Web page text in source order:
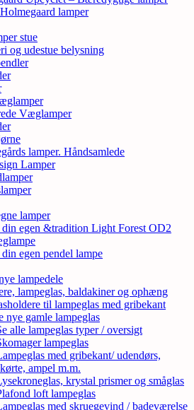
lamper
stue
og udestue belysning
Væglamper
lamper. Håndsamlede
Lamper
lamper
egen &tradition Light Forest OD2
egen pendel lampe
lampedele
lampeglas, baldakiner og ophæng
til lampeglas med gribekant
nye gamle lampeglas
alle lampeglas typer / oversigt
lampeglas
med gribekant/ udendørs,
ampel m.m.
krystal prismer og småglas
loft lampeglas
med skruegevind / badeværelse